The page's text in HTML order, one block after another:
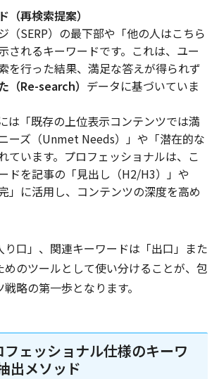
（再検索提案）
（SERP）の最下部や「他の人はこちら
されるキーワードです。これは、ユー
を行った結果、満足な答えが得られず
（Re-search） データに基づいていま
は「既存の上位表示コンテンツでは満
ーズ（Unmet Needs）」や「潜在的な
ています。プロフェッショナルは、こ
ドを記事の「見出し（H2/H3）」や
」に活用し、コンテンツの深度を高め
り口」、関連キーワードは「出口」また
めのツールとして使い分けることが、包
略の第一歩となります。
ェッショナル仕様のキーワ
出メソッド